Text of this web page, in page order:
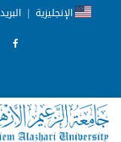
الإنجليزية |